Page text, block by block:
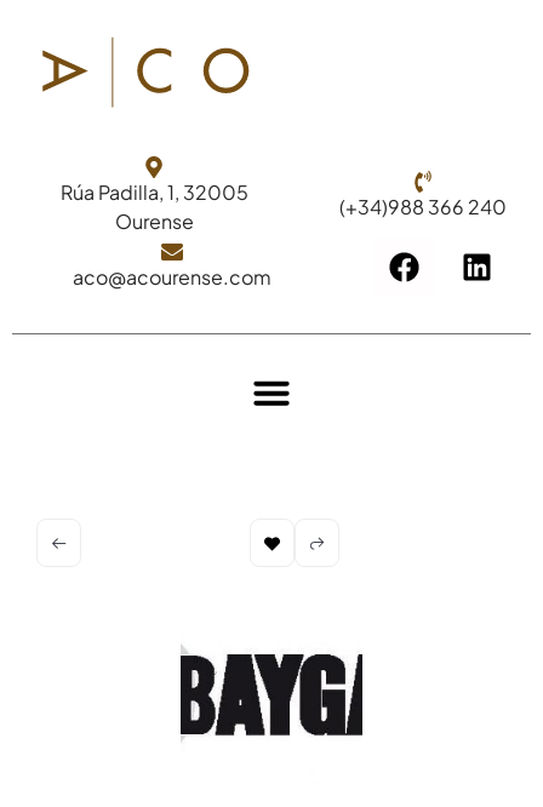
Rúa Padilla, 1, 32005
Ourense
(+34)988 366 240
aco@acourense.com